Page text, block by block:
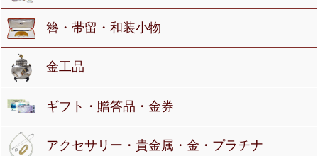
簪・帯留・和装小物
金工品
ギフト・贈答品・金券
アクセサリー・貴金属・金・プラチナ